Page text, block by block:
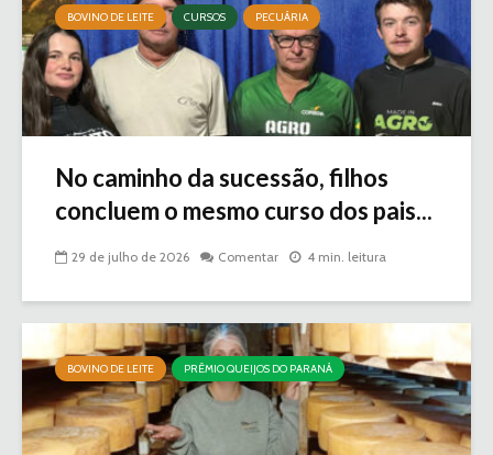
BOVINO DE LEITE CURSOS PECUÁRIA
No caminho da sucessão, filhos
concluem o mesmo curso dos pais...
29 de julho de 2026 Comentar 4 min. leitura
BOVINO DE LEITE PRÊMIO QUEIJOS DO PARANÁ